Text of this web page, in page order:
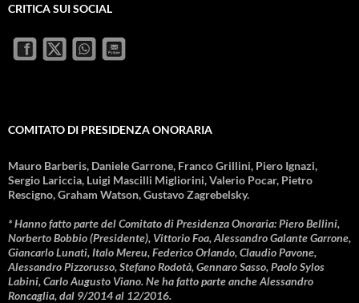
CRITICA SUI SOCIAL
COMITATO DI PRESIDENZA ONORARIA
Mauro Barberis, Daniele Garrone, Franco Grillini, Piero Ignazi,
Sergio Lariccia, Luigi Mascilli Migliorini, Valerio Pocar, Pietro
Rescigno, Graham Watson, Gustavo Zagrebelsky.
* Hanno fatto parte del Comitato di Presidenza Onoraria: Piero Bellini,
Norberto Bobbio (Presidente), Vittorio Foa, Alessandro Galante Garrone,
Giancarlo Lunati, Italo Mereu, Federico Orlando, Claudio Pavone,
Alessandro Pizzorusso, Stefano Rodotà, Gennaro Sasso, Paolo Sylos
Labini, Carlo Augusto Viano. Ne ha fatto parte anche Alessandro
Roncaglia, dal 9/2014 al 12/2016.